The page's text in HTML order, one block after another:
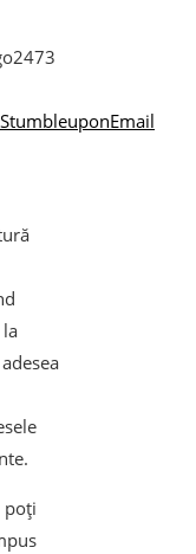
2473
StumbleuponEmail
poți